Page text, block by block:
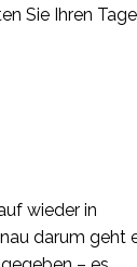
Sie Ihren
wieder in
darum geht